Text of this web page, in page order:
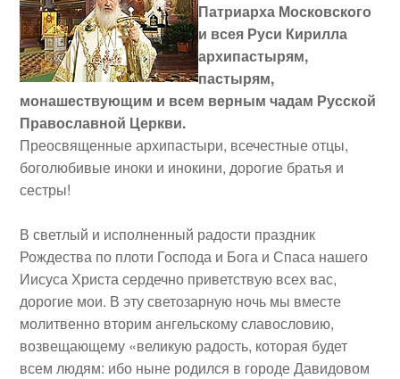
Патриарха Московского
и всея Руси Кирилла
архипастырям,
пастырям,
монашествующим и всем верным чадам Русской
Православной Церкви.
Преосвященные архипастыри, всечестные отцы,
боголюбивые иноки и инокини, дорогие братья и
сестры!
В светлый и исполненный радости праздник
Рождества по плоти Господа и Бога и Спаса нашего
Иисуса Христа сердечно приветствую всех вас,
дорогие мои. В эту светозарную ночь мы вместе
молитвенно вторим ангельскому славословию,
возвещающему «великую радость, которая будет
всем людям: ибо ныне родился в городе Давидовом